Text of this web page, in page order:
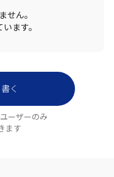
せん。
ます。
く
ーザーのみ
ます